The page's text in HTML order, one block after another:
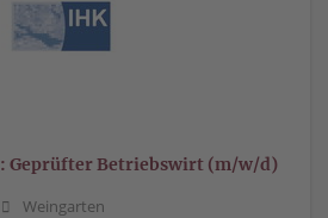
Geprüfter Betriebswirt (m/w/d)
Weingarten